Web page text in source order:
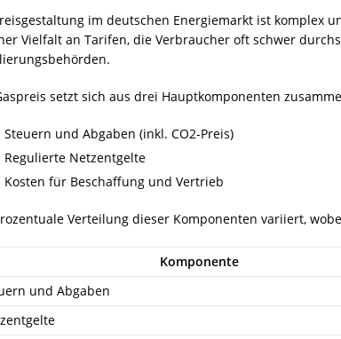
im deutschen Energiemarkt ist komplex
Vielfalt an Tarifen, die Verbraucher oft schwer
setzt sich aus drei Hauptkomponenten
Steuern und Abgaben (inkl. CO2-Preis)
Regulierte Netzentgelte
Kosten für Beschaffung und Vertrieb
Verteilung dieser Komponenten variiert,
Komponente
und Abgaben